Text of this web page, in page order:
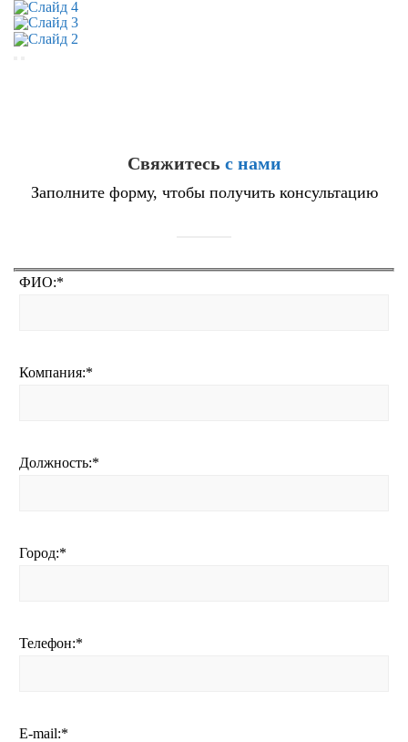
Свяжитесь с нами
Заполните форму, чтобы получить консультацию
ФИО:*
Компания:*
Должность:*
Город:*
Телефон:*
E-mail:*